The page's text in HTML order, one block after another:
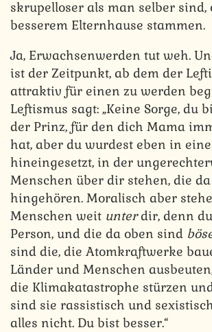
skrupelloser als man selber sind,
besserem Elternhause stammen.
Ja, Erwachsenwerden tut weh.
ist der Zeitpunkt, ab dem der
attraktiv für einen zu werden
Leftismus sagt: „Keine Sorge, du
der Prinz, für den dich Mama
hat, aber du wurdest eben in
hineingesetzt, in der
Menschen über dir stehen, die
hingehören. Moralisch aber
Menschen weit unterdir, denn
Person, und die da oben sind
sind die, die Atomkraftwerke
Länder und Menschen
die Klimakatastrophe stürzen
sind sie rassistisch und
alles nicht. Du bist besser.“